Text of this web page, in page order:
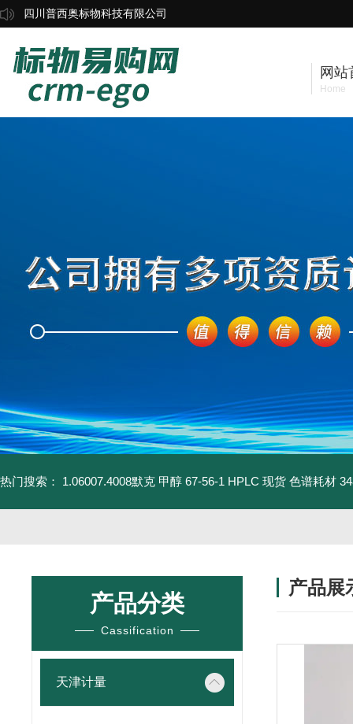
四川普西奥标物科技有限公司
网站
Home
热门搜索： 1.06007.4008默克 甲醇 67-56-1 HPLC 现货 色谱耗材
产品分类
Cassification
天津计量
产品展